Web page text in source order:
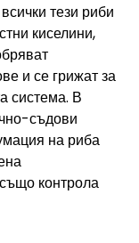
тези риби
киселини,
и се грижат за
система. В
съдови
на риба
контрола